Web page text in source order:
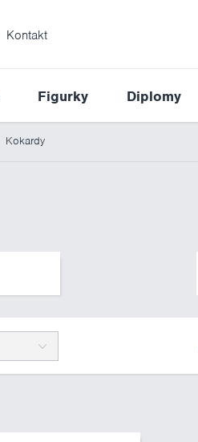
Kontakt
Figurky Diplomy
Kokardy